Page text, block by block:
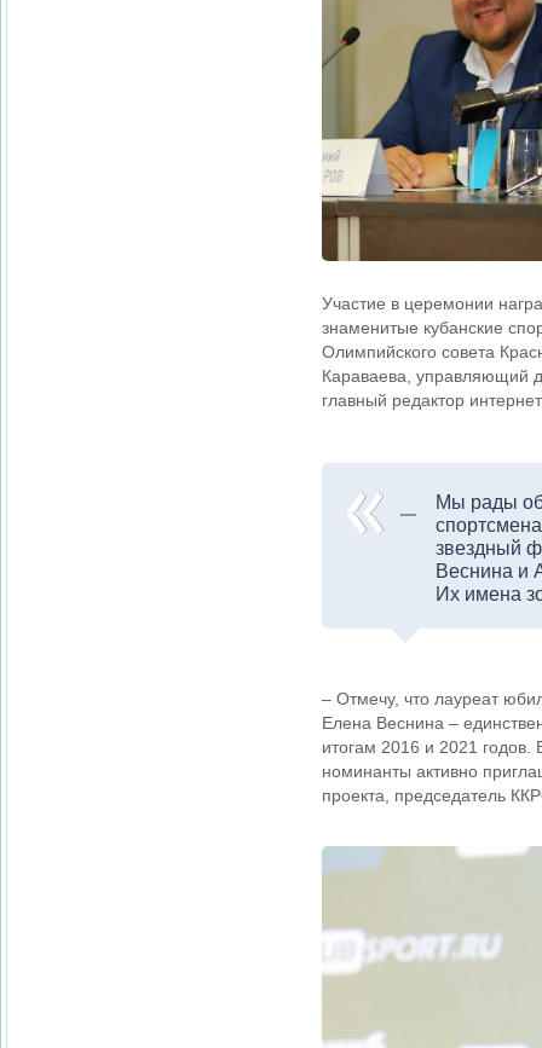
Участие в церемонии
знаменитые кубанские
Олимпийского совета
Караваева, управляющий
главный редактор
Мы рады
звездный
Веснина и
Их имена
– Отмечу, что лауреат
Елена Веснина –
итогам 2016 и 2021
номинанты активно
проекта, председатель